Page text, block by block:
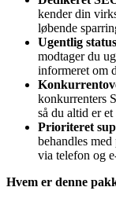
kender din
løbende
Ugentlig
modtager du
informeret om
konkurrenters
så du altid er
Prioriteret
behandles
via telefon og
Hvem er denne